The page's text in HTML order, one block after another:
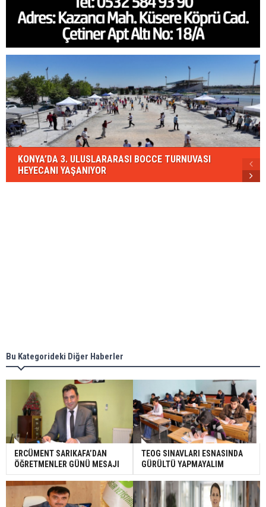
KONYA’DA 3. ULUSLARARASI BOCCE TURNUVASI
HEYECANI YAŞANIYOR
Bu Kategorideki Diğer Haberler
ERCÜMENT SARIKAFA’DAN
ÖĞRETMENLER GÜNÜ MESAJI
TEOG SINAVLARI ESNASINDA
GÜRÜLTÜ YAPMAYALIM